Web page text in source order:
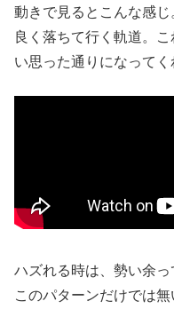
動きで見るとこんな感
良く落ちて行く軌道。
い思った通りになってく
ハズれる時は、勢い余
このパターンだけでは